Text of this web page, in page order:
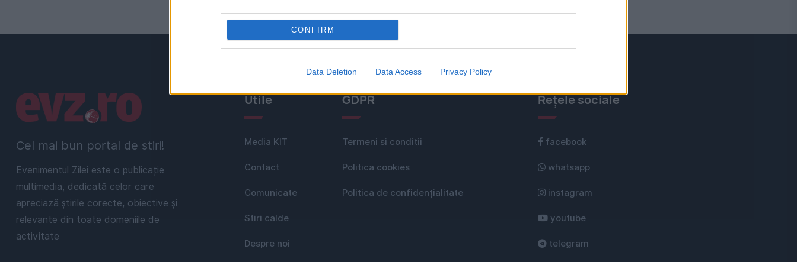
CONFIRM
Data Deletion Data Access Privacy Policy
Cel mai bun portal de stiri!
Evenimentul Zilei este o publicație
multimedia, dedicată celor care
apreciază știrile corecte, obiective și
relevante din toate domeniile de
activitate
Linkuri utile Utile
Media KIT
Contact
Comunicate
Stiri calde
Despre noi
GDPR
Termeni si conditii
Politica cookies
Politica de confidențialitate
Rețele sociale
facebook
whatsapp
instagram
youtube
telegram